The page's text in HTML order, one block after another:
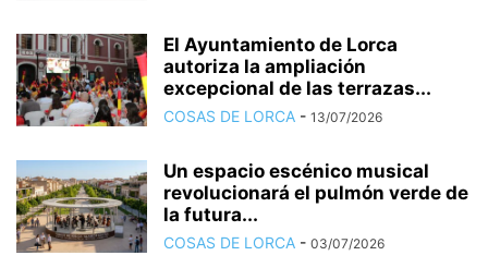
El Ayuntamiento de Lorca
autoriza la ampliación
excepcional de las terrazas...
COSAS DE LORCA - 13/07/2026
Un espacio escénico musical
revolucionará el pulmón verde de
la futura...
COSAS DE LORCA - 03/07/2026